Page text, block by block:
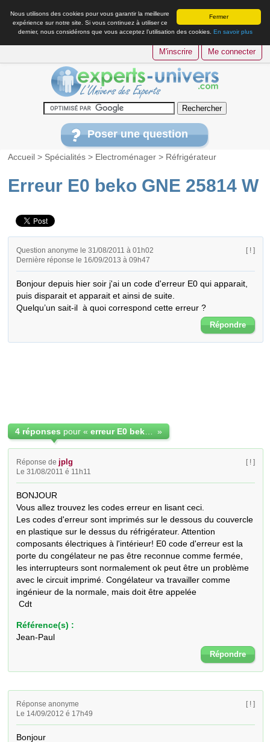
Fermer
Nous utilisons des cookies pour vous garantir la meilleure
expérience sur notre site. Si vous continuez à utiliser ce
dernier, nous considérons que vous acceptez l’utilisation des cookies. En savoir plus
M'inscrire Me connecter
Poser une question
Accueil > Spécialités > Electroménager > Réfrigérateur
Erreur E0 beko GNE 25814 W
Question anonyme le 31/08/2011 à 01h02
Dernière réponse le 16/09/2013 à 09h47
[ ! ]
Bonjour depuis hier soir j'ai un code d'erreur E0 qui apparait,
puis disparait et apparait et ainsi de suite.
Quelqu’un sait-il  à quoi correspond cette erreur ?
Répondre
4 réponses pour « »
Réponse de jplg
Le 31/08/2011 é 11h11
[ ! ]
BONJOUR
Vous allez trouvez les codes erreur en lisant ceci.
Les codes d'erreur sont imprimés sur le dessous du couvercle
en plastique sur le dessus du réfrigérateur. Attention
composants électriques à l'intérieur! E0 code d'erreur est la
porte du congélateur ne pas être reconnue comme fermée,
les interrupteurs sont normalement ok peut être un problème
avec le circuit imprimé. Congélateur va travailler comme
ingénieur de la normale, mais doit être appelée
Cdt
Référence(s) :
Jean-Paul
Répondre
Réponse anonyme
Le 14/09/2012 é 17h49
[ ! ]
Bonjour